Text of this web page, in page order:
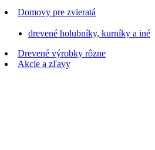
Domovy pre zvieratá
drevené holubníky, kurníky a iné
Drevené výrobky rôzne
Akcie a zľavy